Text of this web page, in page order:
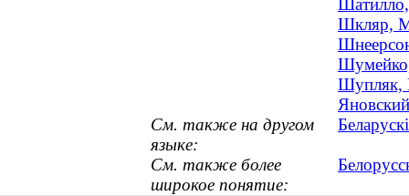
Шкляр,
Шупляк,
См. также на другом
языке:
См. также более
широкое понятие: